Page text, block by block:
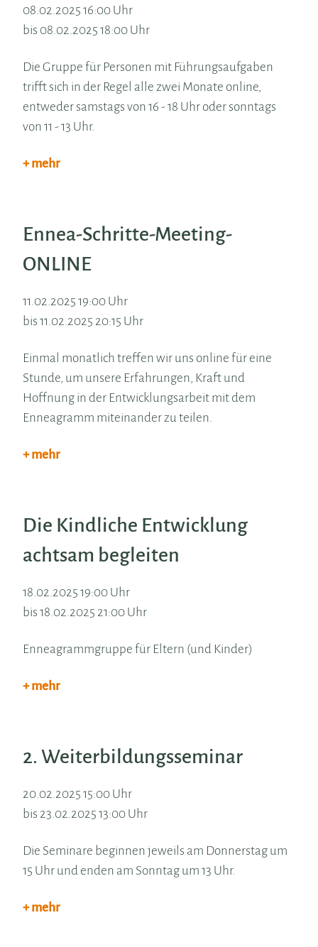
08.02.2025 16:00 Uhr
bis 08.02.2025 18:00 Uhr
Die Gruppe für Personen mit Führungsaufgaben
trifft sich in der Regel alle zwei Monate online,
entweder samstags von 16 - 18 Uhr oder sonntags
von 11 - 13 Uhr.
+ mehr
Ennea-Schritte-Meeting-
ONLINE
11.02.2025 19:00 Uhr
bis 11.02.2025 20:15 Uhr
Einmal monatlich treffen wir uns online für eine
Stunde, um unsere Erfahrungen, Kraft und
Hoffnung in der Entwicklungsarbeit mit dem
Enneagramm miteinander zu teilen.
+ mehr
Die Kindliche Entwicklung
achtsam begleiten
18.02.2025 19:00 Uhr
bis 18.02.2025 21:00 Uhr
Enneagrammgruppe für Eltern (und Kinder)
+ mehr
2. Weiterbildungsseminar
20.02.2025 15:00 Uhr
bis 23.02.2025 13:00 Uhr
Die Seminare beginnen jeweils am Donnerstag um
15 Uhr und enden am Sonntag um 13 Uhr.
+ mehr